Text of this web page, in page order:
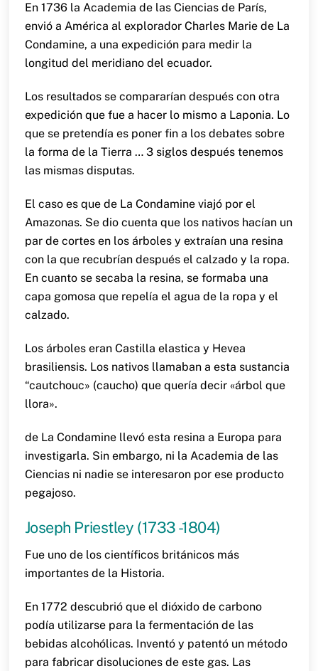
En 1736 la Academia de las Ciencias de París,
envió a América al explorador Charles Marie de La
Condamine, a una expedición para medir la
longitud del meridiano del ecuador.
Los resultados se compararían después con otra
expedición que fue a hacer lo mismo a Laponia. Lo
que se pretendía es poner fin a los debates sobre
la forma de la Tierra … 3 siglos después tenemos
las mismas disputas.
El caso es que de La Condamine viajó por el
Amazonas. Se dio cuenta que los nativos hacían un
par de cortes en los árboles y extraían una resina
con la que recubrían después el calzado y la ropa.
En cuanto se secaba la resina, se formaba una
capa gomosa que repelía el agua de la ropa y el
calzado.
Los árboles eran Castilla elastica y Hevea
brasiliensis. Los nativos llamaban a esta sustancia
“cautchouc» (caucho) que quería decir «árbol que
llora».
de La Condamine llevó esta resina a Europa para
investigarla. Sin embargo, ni la Academia de las
Ciencias ni nadie se interesaron por ese producto
pegajoso.
Joseph Priestley (1733 -1804)
Fue uno de los científicos británicos más
importantes de la Historia.
En 1772 descubrió que el dióxido de carbono
podía utilizarse para la fermentación de las
bebidas alcohólicas. Inventó y patentó un método
para fabricar disoluciones de este gas. Las